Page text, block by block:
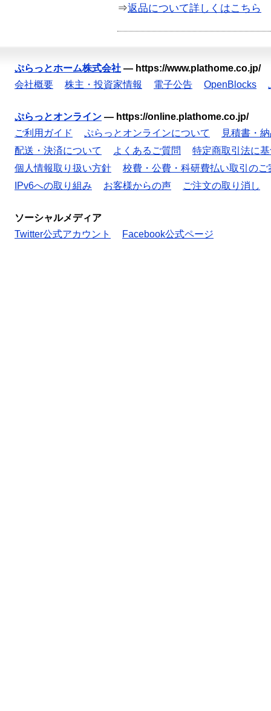
⇒返品について詳しくはこちら
ぷらっとホーム株式会社 — https://www.plathome.co.jp/
会社概要
株主・投資家情報 電子公告 OpenBlocks
ぷらっとオンライン — https://online.plathome.co.jp/
ご利用ガイド
ぷらっとオンラインについて
見積書・
配送・決済について
よくあるご質問
特定商取引法に
個人情報取り扱い方針
校費・公費・科研費払い取引のご
IPv6への取り組み
お客様からの声 ご注文の取り消し
ソーシャルメディア
Twitter公式アカウント
Facebook公式ページ